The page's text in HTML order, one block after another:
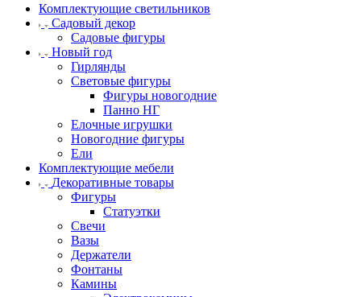
Комплектующие светильников
Садовый декор
Садовые фигуры
Новый год
Гирлянды
Световые фигуры
Фигуры новогодние
Панно НГ
Елочные игрушки
Новогодние фигуры
Ели
Комплектующие мебели
Декоративные товары
Фигуры
Статуэтки
Свечи
Вазы
Держатели
Фонтаны
Камины